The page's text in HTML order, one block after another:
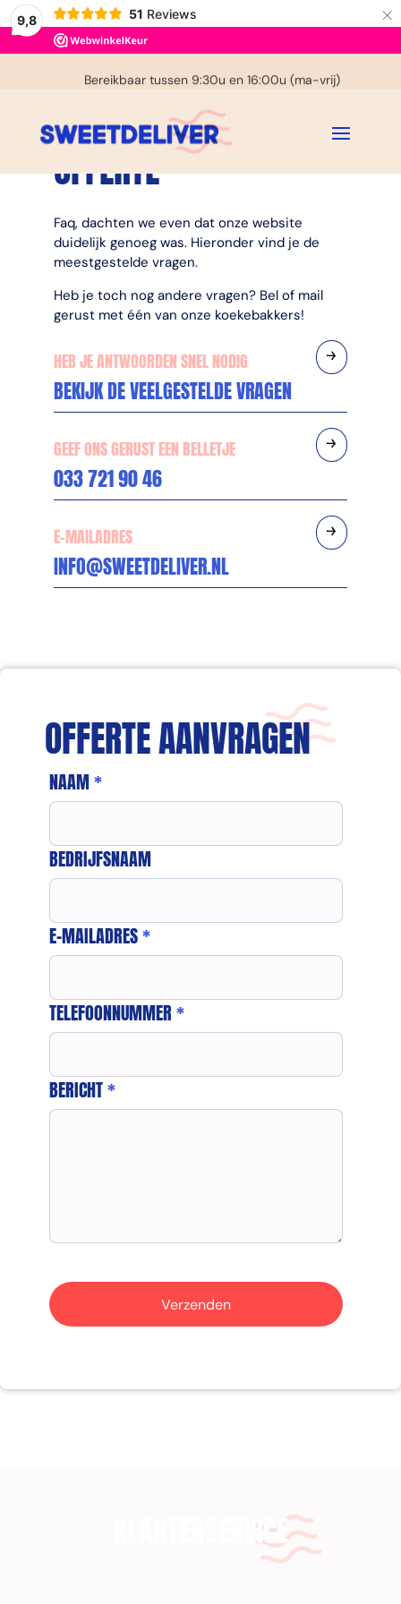
9,8 51 Reviews ×
€ 3,95 verzendkosten in NL
Bereikbaar tussen 9:30u en 16:00u (ma-vrij)
Gratis handgeschreven kaartje
OFFERTE
Faq, dachten we even dat onze website
duidelijk genoeg was. Hieronder vind je de
meestgestelde vragen.
Heb je toch nog andere vragen? Bel of mail
gerust met één van onze koekebakkers!
HEB JE ANTWOORDEN SNEL NODIG
BEKIJK DE VEELGESTELDE VRAGEN
GEEF ONS GERUST EEN BELLETJE
033 721 90 46
E-MAILADRES
INFO@SWEETDELIVER.NL
OFFERTE AANVRAGEN
NAAM*
BEDRIJFSNAAM
E-MAILADRES*
TELEFOONNUMMER*
BERICHT*
KLANTENSERVICE